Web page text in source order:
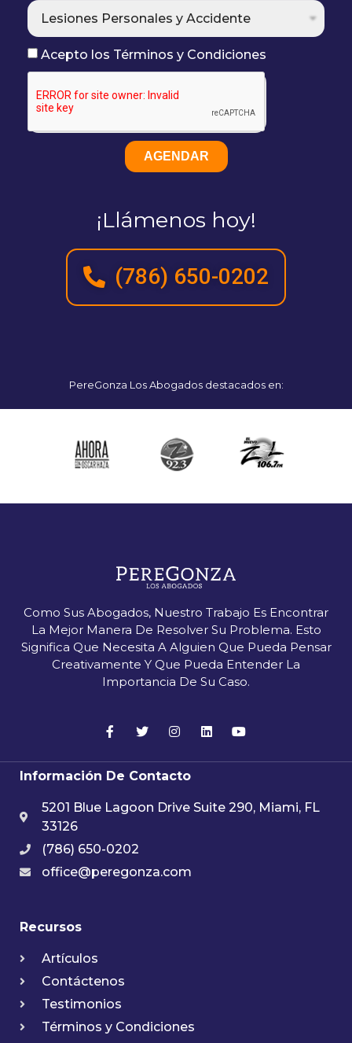
Acepto los Términos y Condiciones
AGENDAR
¡Llámenos hoy!
(786) 650-0202​
PereGonza Los Abogados destacados en:
Como Sus Abogados, Nuestro Trabajo Es Encontrar
La Mejor Manera De Resolver Su Problema. Esto
Significa Que Necesita A Alguien Que Pueda Pensar
Creativamente Y Que Pueda Entender La
Importancia De Su Caso.
Información De Contacto
5201 Blue Lagoon Drive Suite 290, Miami, FL
33126
(786) 650-0202
office@peregonza.com
Recursos
Artículos
Contáctenos
Testimonios
Términos y Condiciones